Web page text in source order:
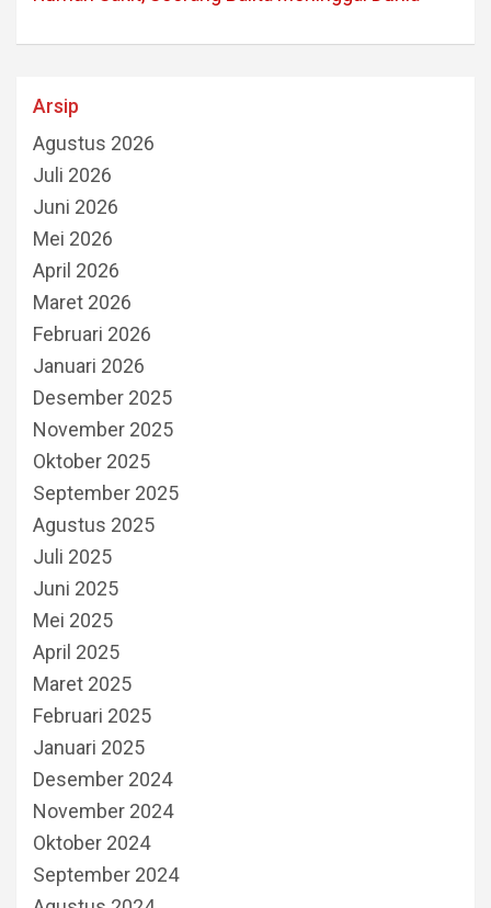
Arsip
Agustus 2026
Juli 2026
Juni 2026
Mei 2026
April 2026
Maret 2026
Februari 2026
Januari 2026
Desember 2025
November 2025
Oktober 2025
September 2025
Agustus 2025
Juli 2025
Juni 2025
Mei 2025
April 2025
Maret 2025
Februari 2025
Januari 2025
Desember 2024
November 2024
Oktober 2024
September 2024